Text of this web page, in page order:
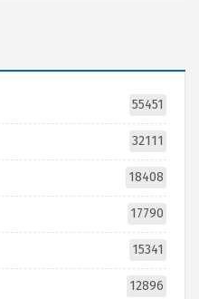
55451
32111
18408
17790
15341
12896